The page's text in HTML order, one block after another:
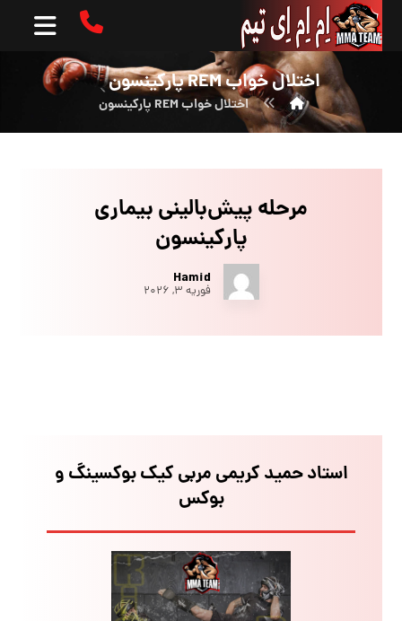
اختلال خواب REM پارکینسون
اختلال خواب REM پارکینسون
مرحله پیش‌بالینی بیماری
پارکینسون
Hamid
فوریه ۳, ۲۰۲۶
استاد حمید کریمی مربی کیک بوکسینگ و
بوکس